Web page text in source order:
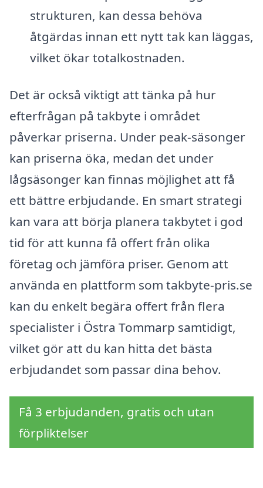
strukturen, kan dessa behöva
åtgärdas innan ett nytt tak kan läggas,
vilket ökar totalkostnaden.
Det är också viktigt att tänka på hur
efterfrågan på takbyte i området
påverkar priserna. Under peak-säsonger
kan priserna öka, medan det under
lågsäsonger kan finnas möjlighet att få
ett bättre erbjudande. En smart strategi
kan vara att börja planera takbytet i god
tid för att kunna få offert från olika
företag och jämföra priser. Genom att
använda en plattform som takbyte-pris.se
kan du enkelt begära offert från flera
specialister i Östra Tommarp samtidigt,
vilket gör att du kan hitta det bästa
erbjudandet som passar dina behov.
Få 3 erbjudanden, gratis och utan
förpliktelser